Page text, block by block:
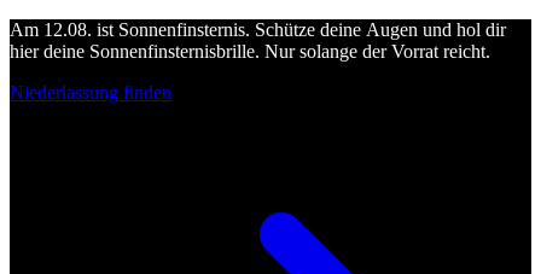
Am 12.08. ist Sonnenfinsternis. Schütze deine Augen und hol dir
hier deine Sonnenfinsternisbrille. Nur solange der Vorrat reicht.
Niederlassung finden